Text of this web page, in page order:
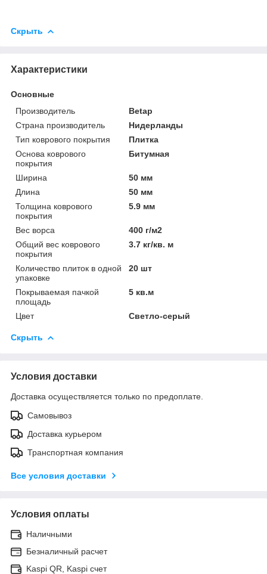
Скрыть
Характеристики
Основные
Производитель
Betap
Страна производитель
Нидерланды
Тип коврового покрытия
Плитка
Основа коврового
покрытия
Битумная
Ширина
50 мм
Длина
50 мм
Толщина коврового
покрытия
5.9 мм
Вес ворса
400 г/м2
Общий вес коврового
покрытия
3.7 кг/кв. м
Количество плиток в одной
упаковке
20 шт
Покрываемая пачкой
площадь
5 кв.м
Цвет Светло-серый
Скрыть
Условия доставки
Доставка осуществляется только по предоплате.
Самовывоз
Доставка курьером
Транспортная компания
Все условия доставки
Условия оплаты
Наличными
Безналичный расчет
Kaspi QR, Kaspi счет